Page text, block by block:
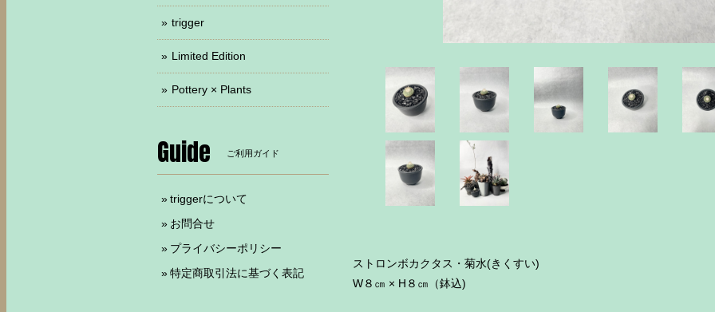
ストロンボカクタス・菊水(きくすい)
W８㎝ × H８㎝（鉢込)
trigger
Limited Edition
Pottery × Plants
Guide ご利用ガイド
triggerについて
お問合せ
プライバシーポリシー
特定商取引法に基づく表記